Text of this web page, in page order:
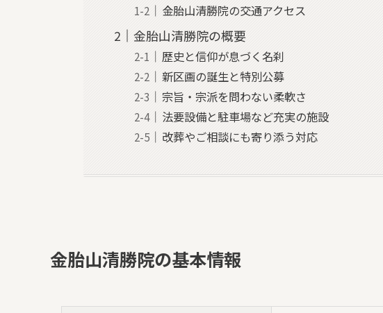
金胎山清勝院の交通アクセス
金胎山清勝院の概要
歴史と信仰が息づく名刹
新区画の誕生と特別公募
宗旨・宗派を問わない柔軟さ
法要設備と駐車場など充実の施設
改葬やご相談にも寄り添う対応
金胎山清勝院の基本情報